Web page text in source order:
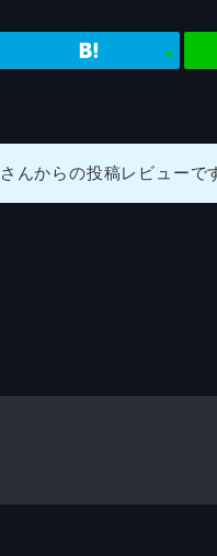
さんからの投稿レビューで